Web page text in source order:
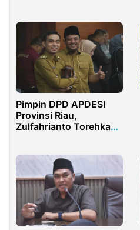
Pimpin DPD APDESI
Provinsi Riau,
Zulfahrianto Torehkan